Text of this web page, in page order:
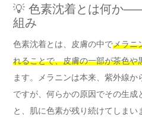
💡 色素沈着とは何か
組み
色素沈着とは、皮膚の中でメラニ
れることで、皮膚の一部が茶色や
ます。メラニンは本来、紫外線
ですが、何らかの原因でその生成
と、肌に色素が残り続けてしまい